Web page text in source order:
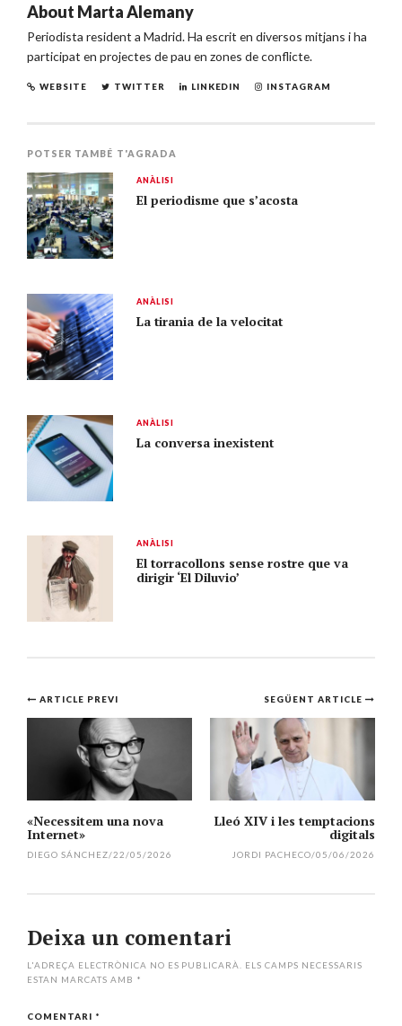
About Marta Alemany
Periodista resident a Madrid. Ha escrit en diversos mitjans i ha
participat en projectes de pau en zones de conflicte.
WEBSITE TWITTER LINKEDIN INSTAGRAM
POTSER TAMBÉ T'AGRADA
ANÀLISI
El periodisme que s’acosta
ANÀLISI
La tirania de la velocitat
ANÀLISI
La conversa inexistent
ANÀLISI
El torracollons sense rostre que va
dirigir ‘El Diluvio’
Navegació
l'article
SEGÜENT ARTICLE
Lleó XIV i les temptacions
digitals
JORDI PACHECO/05/06/2026
ARTICLE PREVI
«Necessitem una nova
Internet»
DIEGO SÁNCHEZ/22/05/2026
Deixa un comentari
L'ADREÇA ELECTRÒNICA NO ES PUBLICARÀ.
ELS CAMPS NECESSARIS
ESTAN MARCATS AMB *
COMENTARI *